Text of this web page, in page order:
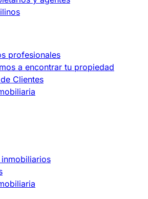
profesionales
a encontrar tu propiedad
Clientes